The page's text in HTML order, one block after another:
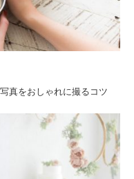
真をおしゃれに撮るコツ